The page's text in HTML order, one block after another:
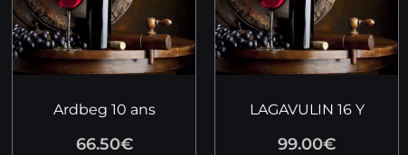
Ardbeg 10 ans
66.50€
LAGAVULIN 16 Y
99.00€